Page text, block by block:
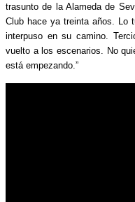
trasunto de la Alameda de
Club hace ya treinta años. Lo
interpuso en su camino.
vuelto a los escenarios. No
está empezando.”